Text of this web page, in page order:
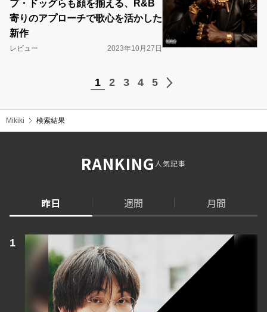
プ・ドッグらも顔を揃える、R&B
寄りのアプローチで歌心を活かした
新作
レビュー 2023年10月27日
1 2 3 4 5
Mikiki 検索結果
RANKING人気記事
昨日 週間 月間